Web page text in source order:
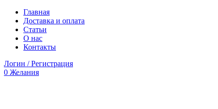
Главная
Доставка и оплата
Статьи
О нас
Контакты
Логин / Регистрация
0 Желания